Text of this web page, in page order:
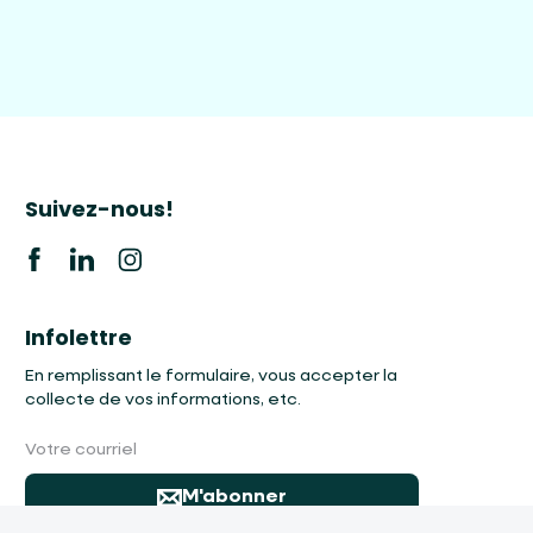
Suivez-nous!
Infolettre
En remplissant le formulaire, vous accepter la
collecte de vos informations, etc.
Votre courriel
M'abonner